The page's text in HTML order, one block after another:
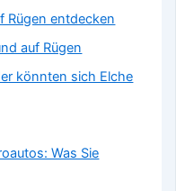
Rügen entdecken
auf Rügen
könnten sich Elche
Was Sie